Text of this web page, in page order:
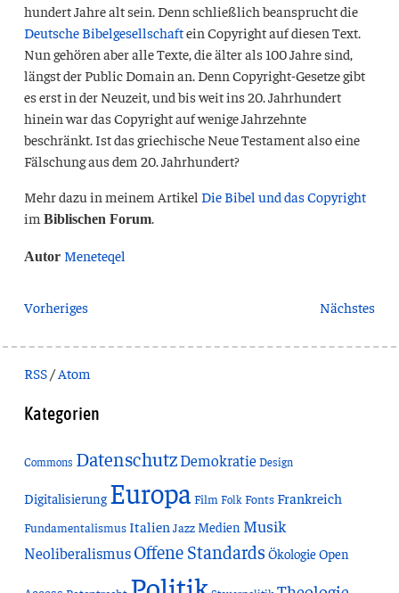
hundert Jahre alt sein. Denn schließlich beansprucht die
Deutsche Bibelgesellschaftein Copyright auf diesen Text.
Nun gehören aber alle Texte, die älter als 100 Jahre sind,
längst der Public Domain an. Denn Copyright-Gesetze gibt
es erst in der Neuzeit, und bis weit ins 20. Jahrhundert
hinein war das Copyright auf wenige Jahrzehnte
beschränkt. Ist das griechische Neue Testament also eine
Fälschung aus dem 20. Jahrhundert?
Mehr dazu in meinem Artikel Die Bibel und das Copyright
im Biblischen Forum.
Autor Meneteqel
Vorheriges Nächstes
RSS/Atom
Kategorien
Commons DatenschutzDemokratieDesign
Digitalisierung EuropaFilm Folk Fonts Frankreich
Fundamentalismus Italien Jazz Medien Musik
NeoliberalismusOffene Standards ÖkologieOpen